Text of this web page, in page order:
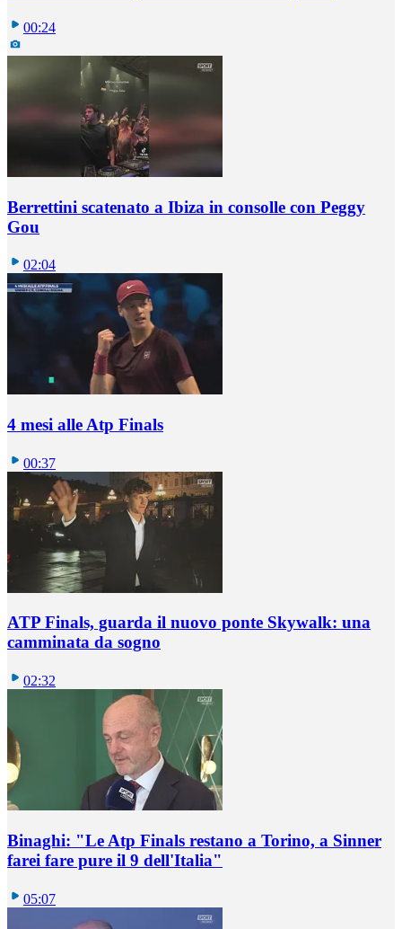
00:24
Berrettini scatenato a Ibiza in consolle con Peggy
Gou
02:04
4 mesi alle Atp Finals
00:37
ATP Finals, guarda il nuovo ponte Skywalk: una
camminata da sogno
02:32
Binaghi: "Le Atp Finals restano a Torino, a Sinner
farei fare pure il 9 dell'Italia"
05:07